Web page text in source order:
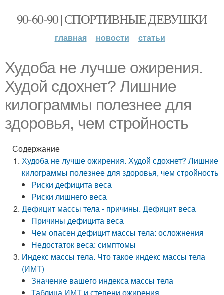
90-60-90 | СПОРТИВНЫЕ ДЕВУШКИ
главная новости статьи
Худоба не лучше ожирения.
Худой сдохнет? Лишние
килограммы полезнее для
здоровья, чем стройность
Содержание
Худоба не лучше ожирения. Худой сдохнет? Лишние
килограммы полезнее для здоровья, чем стройность
Риски дефицита веса
Риски лишнего веса
Дефицит массы тела - причины. Дефицит веса
Причины дефицита веса
Чем опасен дефицит массы тела: осложнения
Недостаток веса: симптомы
Индекс массы тела. Что такое индекс массы тела
(ИМТ)
Значение вашего индекса массы тела